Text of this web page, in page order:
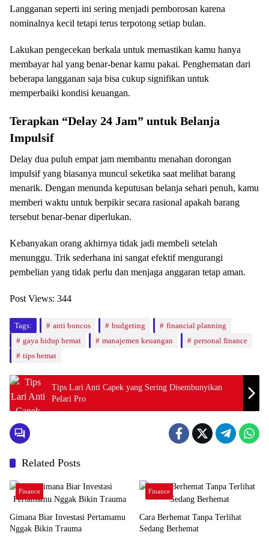
Langganan seperti ini sering menjadi pemborosan karena
nominalnya kecil tetapi terus terpotong setiap bulan.
Lakukan pengecekan berkala untuk memastikan kamu hanya
membayar hal yang benar-benar kamu pakai. Penghematan dari
beberapa langganan saja bisa cukup signifikan untuk
memperbaiki kondisi keuangan.
Terapkan “Delay 24 Jam” untuk Belanja
Impulsif
Delay dua puluh empat jam membantu menahan dorongan
impulsif yang biasanya muncul seketika saat melihat barang
menarik. Dengan menunda keputusan belanja sehari penuh, kamu
memberi waktu untuk berpikir secara rasional apakah barang
tersebut benar-benar diperlukan.
Kebanyakan orang akhirnya tidak jadi membeli setelah
menunggu. Trik sederhana ini sangat efektif mengurangi
pembelian yang tidak perlu dan menjaga anggaran tetap aman.
Post Views: 344
Tags: anti boncos budgeting
financial planning
gaya hidup hemat
manajemen keuangan
personal finance
tips hemat
Tips Lari Anti Capek yang Sering Disembunyikan
Pelari Pro
Related Posts
Finance
Gimana Biar Investasi Pertamamu
Nggak Bikin Trauma
Finance
Cara Berhemat Tanpa Terlihat
Sedang Berhemat